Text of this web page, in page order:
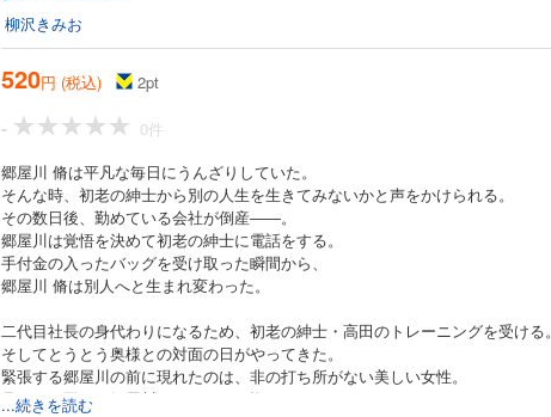
柳沢きみお
520円 (税込) 2pt
-
0件
郷屋川 脩は平凡な毎日にうんざりしていた。
そんな時、初老の紳士から別の人生を生きてみないかと声をかけられる。
その数日後、勤めている会社が倒産――。
郷屋川は覚悟を決めて初老の紳士に電話をする。
手付金の入ったバッグを受け取った瞬間から、
郷屋川 脩は別人へと生まれ変わった。
二代目社長の身代わりになるため、初老の紳士・高田のトレーニングを受ける。
そしてとうとう奥様との対面の日がやってきた。
緊張する郷屋川の前に現れたのは、非の打ち所がない美しい女性。
見とれて固まる郷屋川…それは一目惚れだった。
...続きを読む